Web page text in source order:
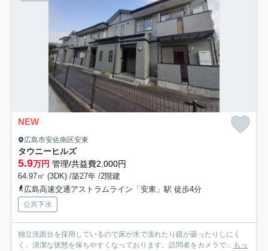
NEW
広島市安佐南区安東
タウニーヒルズ
5.9万円 管理/共益費2,000円
64.97㎡ (3DK) /築27年 /2階建
広島高速交通アストラムライン「安東」駅 徒歩4分
公共下水
独立洗面台を採用しているので床が水で濡れたり鏡が曇ったりしにく
く、清潔な状態を保ちやすくなっております。訪問者をカメラで... もっ